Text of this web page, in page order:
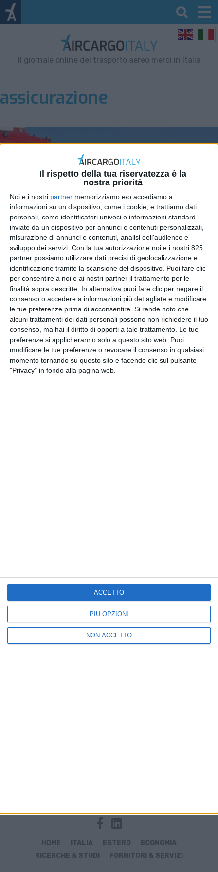
Il rispetto della tua riservatezza è la
nostra priorità
Noi e i nostri partner memorizziamo e/o accediamo a
informazioni su un dispositivo, come i cookie, e trattiamo dati
personali, come identificatori univoci e informazioni standard
inviate da un dispositivo per annunci e contenuti personalizzati,
misurazione di annunci e contenuti, analisi dell'audience e
sviluppo dei servizi. Con la tua autorizzazione noi e i nostri 825
partner possiamo utilizzare dati precisi di geolocalizzazione e
identificazione tramite la scansione del dispositivo. Puoi fare clic
per consentire a noi e ai nostri partner il trattamento per le
finalità sopra descritte. In alternativa puoi fare clic per negare il
consenso o accedere a informazioni più dettagliate e modificare
le tue preferenze prima di acconsentire. Si rende noto che
alcuni trattamenti dei dati personali possono non richiedere il tuo
consenso, ma hai il diritto di opporti a tale trattamento. Le tue
preferenze si applicheranno solo a questo sito web. Puoi
modificare le tue preferenze o revocare il consenso in qualsiasi
momento tornando su questo sito e facendo clic sul pulsante
"Privacy" in fondo alla pagina web.
PIÙ OPZIONI
NON ACCETTO
ACCETTO
Il giornale online del trasporto aereo merci in Italia
assicurazione
Assicurazione per conto di chi
spetta in ambito trasporti. Chi
ha diritto all’indennizzo?
ITALIA 9 FEBBRAIO 2018
HOME ITALIA ESTERO
ECONOMIA
RICERCHE & STUDI
FORNITORI & SERVIZI